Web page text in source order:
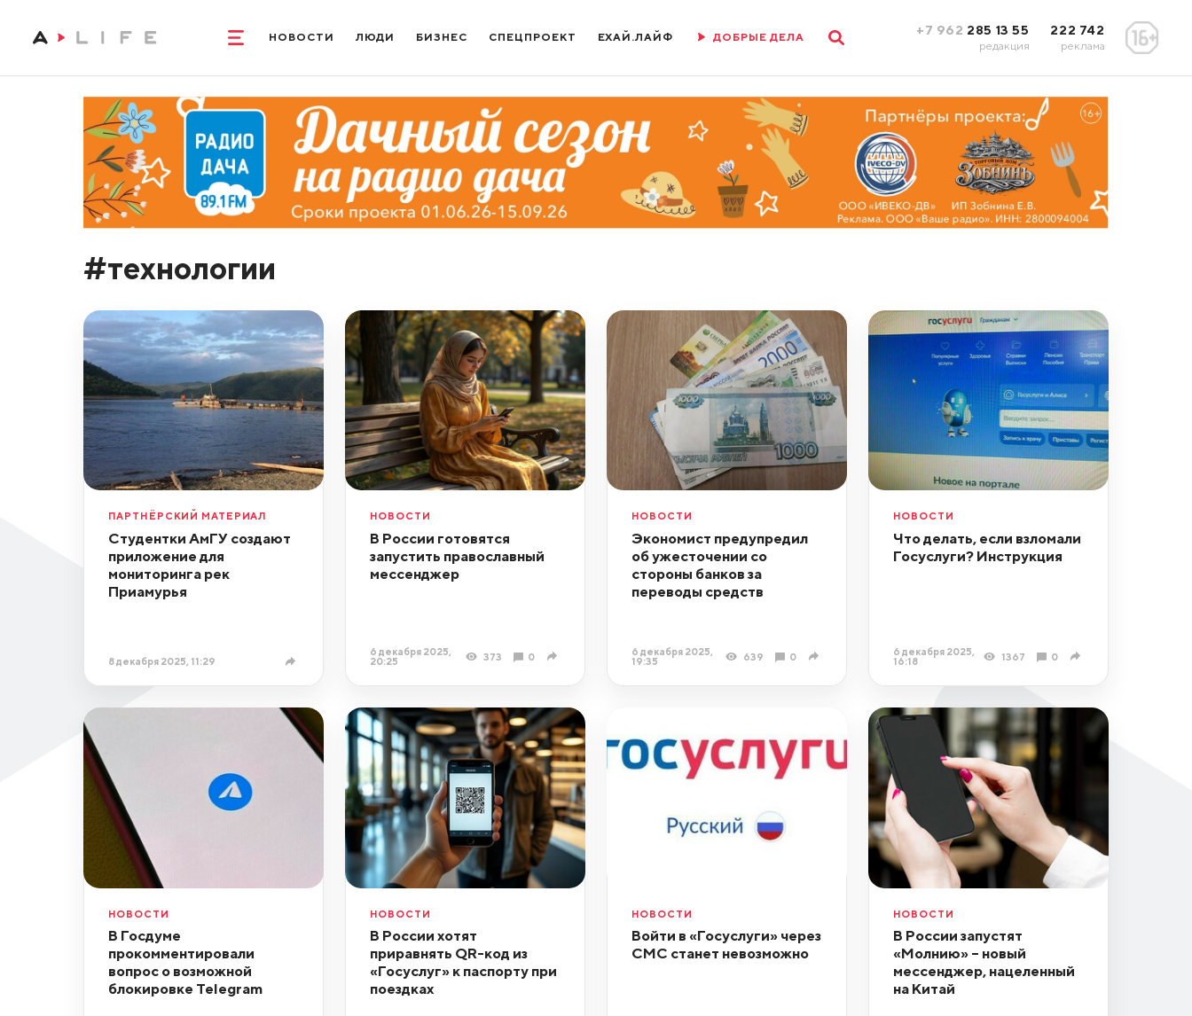
НОВОСТИ ЛЮДИ БИЗНЕС СПЕЦПРОЕКТ ЕХАЙ.ЛАЙФ ДОБРЫЕ ДЕЛА +7 962 285 13 55
редакция
222 742
реклама
#технологии
ПАРТНЁРСКИЙ МАТЕРИАЛ
Студентки АмГУ создают
приложение для
мониторинга рек
Приамурья
8 декабря 2025, 11:29
НОВОСТИ
В России готовятся
запустить православный
мессенджер
6 декабря 2025,
20:25
373 0
НОВОСТИ
Экономист предупредил
об ужесточении со
стороны банков за
переводы средств
6 декабря 2025,
19:35
639 0
НОВОСТИ
Что делать, если взломали
Госуслуги? Инструкция
6 декабря 2025,
16:18
1367 0
НОВОСТИ
В Госдуме
прокомментировали
вопрос о возможной
блокировке Telegram
НОВОСТИ
В России хотят
приравнять QR-код из
«Госуслуг» к паспорту при
поездках
НОВОСТИ
Войти в «Госуслуги» через
СМС станет невозможно
НОВОСТИ
В России запустят
«Молнию» – новый
мессенджер, нацеленный
на Китай